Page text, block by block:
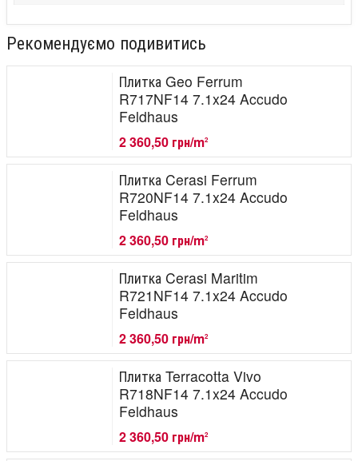
Рекомендуємо подивитись
Плитка Geo Ferrum
R717NF14 7.1x24 Accudo
Feldhaus
2 360,50 грн/m2
Плитка Cerasi Ferrum
R720NF14 7.1x24 Accudo
Feldhaus
2 360,50 грн/m2
Плитка Cerasi Maritim
R721NF14 7.1x24 Accudo
Feldhaus
2 360,50 грн/m2
Плитка Terracotta Vivo
R718NF14 7.1x24 Accudo
Feldhaus
2 360,50 грн/m2